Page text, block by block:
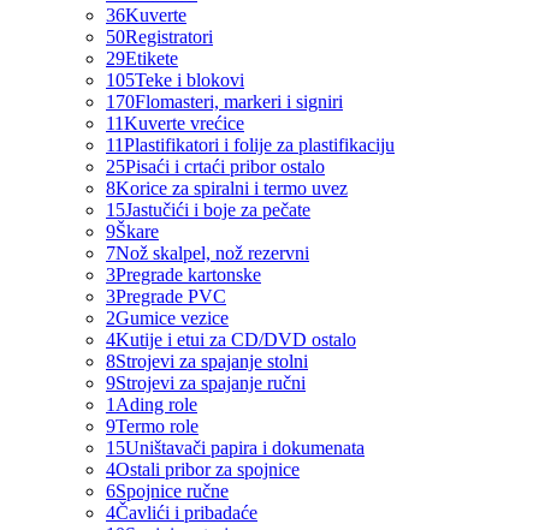
36Kuverte
50Registratori
29Etikete
105Teke i blokovi
170Flomasteri, markeri i signiri
11Kuverte vrećice
11Plastifikatori i folije za plastifikaciju
25Pisaći i crtaći pribor ostalo
8Korice za spiralni i termo uvez
15Jastučići i boje za pečate
9Škare
7Nož skalpel, nož rezervni
3Pregrade kartonske
3Pregrade PVC
2Gumice vezice
4Kutije i etui za CD/DVD ostalo
8Strojevi za spajanje stolni
9Strojevi za spajanje ručni
1 Ading role
9Termo role
15Uništavači papira i dokumenata
4Ostali pribor za spojnice
6Spojnice ručne
4Čavlići i pribadaće